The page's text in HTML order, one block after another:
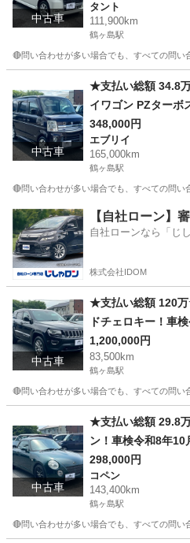
中古車
タント
111,900km
鶴ヶ島駅
🔴問い合わせが多い場合でも、すべての問
鶴ヶ島駅 タント
中古車
★支払い総額 34.8
イワゴン PZターボ
取り、配送可能！
348,000円
エブリイ
165,000km
鶴ヶ島駅
🔴問い合わせが多い場合でも、すべての問
埼玉 川越市 鶴ヶ島駅 エブリイ
【自社ローン】
自社ローンなら「じ
株式会社IDOM
中古車
★支払い総額 120
ドチェロキー！車
能！
1,200,000円
83,500km
鶴ヶ島駅
🔴問い合わせが多い場合でも、すべての問
鶴ヶ島駅 その他
中古車
★支払い総額 29.8
ン！車検令和8年10
298,000円
コペン
143,400km
鶴ヶ島駅
🔴問い合わせが多い場合でも、すべての問